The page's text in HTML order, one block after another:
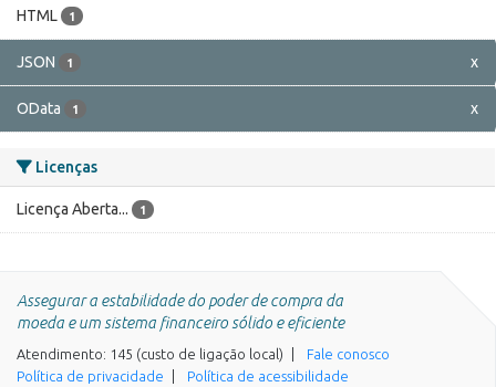
HTML 1
JSON 1 x
OData 1 x
Licenças
Licença Aberta... 1
Assegurar a estabilidade do poder de compra da
moeda e um sistema financeiro sólido e eficiente
Atendimento: 145 (custo de ligação local)
Fale conosco
Política de privacidade
Política de acessibilidade